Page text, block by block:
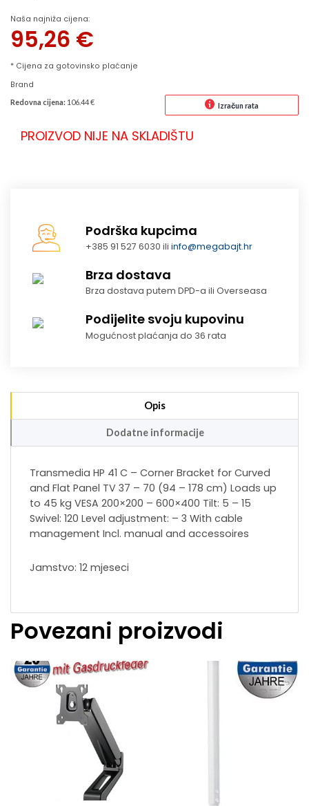
Naša najniža cijena:
95,26 €
* Cijena za gotovinsko plaćanje
Brand
Redovna cijena: 106.44 € Izračun rata
PROIZVOD NIJE NA SKLADIŠTU
Podrška kupcima
+385 91 527 6030 iliinfo@megabajt.hr
Brza dostava
Brza dostava putem DPD-a ili Overseasa
Podijelite svoju kupovinu
Mogućnost plaćanja do 36 rata
Opis
Dodatne informacije
Transmedia HP 41 C – Corner Bracket for Curved
and Flat Panel TV 37 – 70 (94 – 178 cm) Loads up
to 45 kg VESA 200×200 – 600×400 Tilt: 5 – 15
Swivel: 120 Level adjustment: – 3 With cable
management Incl. manual and accessoires
Jamstvo: 12 mjeseci
Povezani proizvodi